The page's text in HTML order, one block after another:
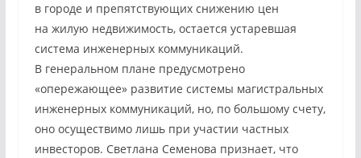
в городе и препятствующих снижению цен
на жилую недвижимость, остается устаревшая
система инженерных коммуникаций.
В генеральном плане предусмотрено
«опережающее» развитие системы магистральных
инженерных коммуникаций, но, по большому счету,
оно осуществимо лишь при участии частных
инвесторов. Светлана Семенова признает, что